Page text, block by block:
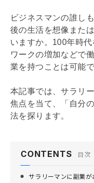
ビジネスマンの誰し
後の生活を想像また
いますか。100年時
ワークの増加などで
業を持つことは可能
本記事では、サラリ
焦点を当て、「自分
法を探ります。
CONTENTS 目次
サラリーマンに副業